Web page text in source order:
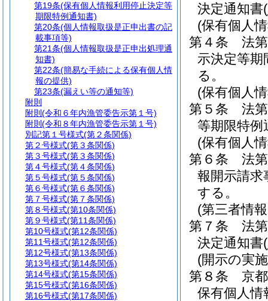
決定通知書(
(保有個人
第４条
法
示決定等期
る。
(保有個人
第５条
法
等期限特例
(保有個人
第６条
法
報開示請求
する。
(第三者情
第７条
法
決定通知書(
(開示の実
第８条
京
保有個人
第19条(保有個人情報利用停止決定等
期限特例通知書)
第20条(個人情報取扱是正申出書の記
載事項等)
第21条(個人情報取扱是正申出処理通
知書)
第22条(簡易な手続による保有個人情
報の提供)
第23条(漏えい等の通知等)
附則
附則 (令和６年内漁管委告示第１号)
附則 (令和８年内漁管委告示第１号)
別記第１号様式(第２条関係)
第２号様式(第３条関係)
第３号様式(第３条関係)
第４号様式(第４条関係)
第５号様式(第５条関係)
第６号様式(第６条関係)
第７号様式(第７条関係)
第８号様式(第10条関係)
第９号様式(第11条関係)
第10号様式(第12条関係)
第11号様式(第12条関係)
第12号様式(第13条関係)
第13号様式(第14条関係)
第14号様式(第15条関係)
第15号様式(第16条関係)
第16号様式(第17条関係)